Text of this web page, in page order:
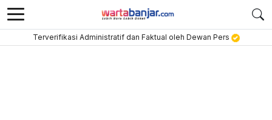
Terverifikasi Administratif dan Faktual oleh Dewan Pers